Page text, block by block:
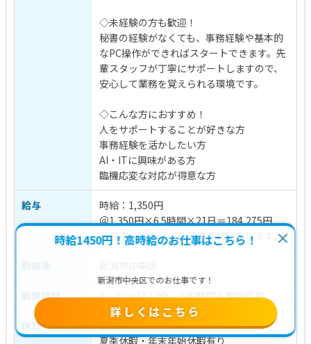
◇未経験の方も歓迎！
秘書の経験がなくても、事務経験や基本的
なPC操作ができればスタートできます。先
輩スタッフが丁寧にサポートしますので、
安心して業務を覚えられる環境です。
◇こんな方におすすめ！
人をサポートすることが好きな方
事務経験を活かしたい方
AI・ITに興味がある方
臨機応変な対応が得意な方
給与
時給：1,350円
＠1,350円×6.5時間×21日＝184,275円
※別途 残業代、交通費支給いたします。
勤務時間 9：30～17：00 ※短時間も相談可能
休日
土日祝休み
夏季休暇・年末年始休暇有り
時給1450円！高時給のお仕事はこちら！
新潟市中央区でのお仕事です！
詳しくはこちら